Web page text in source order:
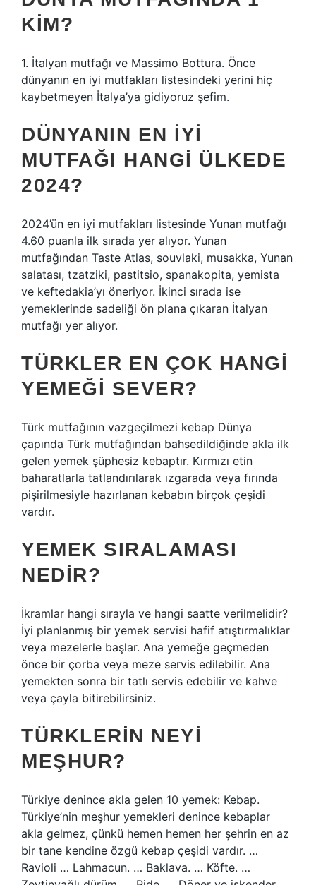
KIM?
1. İtalyan mutfağı ve Massimo Bottura. Önce
dünyanın en iyi mutfakları listesindeki yerini hiç
kaybetmeyen İtalya’ya gidiyoruz şefim.
DÜNYANIN EN IYI
MUTFAĞI HANGI ÜLKEDE
2024?
2024’ün en iyi mutfakları listesinde Yunan mutfağı
4.60 puanla ilk sırada yer alıyor. Yunan
mutfağından Taste Atlas, souvlaki, musakka, Yunan
salatası, tzatziki, pastitsio, spanakopita, yemista
ve keftedakia’yı öneriyor. İkinci sırada ise
yemeklerinde sadeliği ön plana çıkaran İtalyan
mutfağı yer alıyor.
TÜRKLER EN ÇOK HANGI
YEMEĞI SEVER?
Türk mutfağının vazgeçilmezi kebap Dünya
çapında Türk mutfağından bahsedildiğinde akla ilk
gelen yemek şüphesiz kebaptır. Kırmızı etin
baharatlarla tatlandırılarak ızgarada veya fırında
pişirilmesiyle hazırlanan kebabın birçok çeşidi
vardır.
YEMEK SIRALAMASI
NEDIR?
İkramlar hangi sırayla ve hangi saatte verilmelidir?
İyi planlanmış bir yemek servisi hafif atıştırmalıklar
veya mezelerle başlar. Ana yemeğe geçmeden
önce bir çorba veya meze servis edilebilir. Ana
yemekten sonra bir tatlı servis edebilir ve kahve
veya çayla bitirebilirsiniz.
TÜRKLERIN NEYI
MEŞHUR?
Türkiye denince akla gelen 10 yemek: Kebap.
Türkiye’nin meşhur yemekleri denince kebaplar
akla gelmez, çünkü hemen hemen her şehrin en az
bir tane kendine özgü kebap çeşidi vardır. …
Ravioli … Lahmacun. … Baklava. … Köfte. …